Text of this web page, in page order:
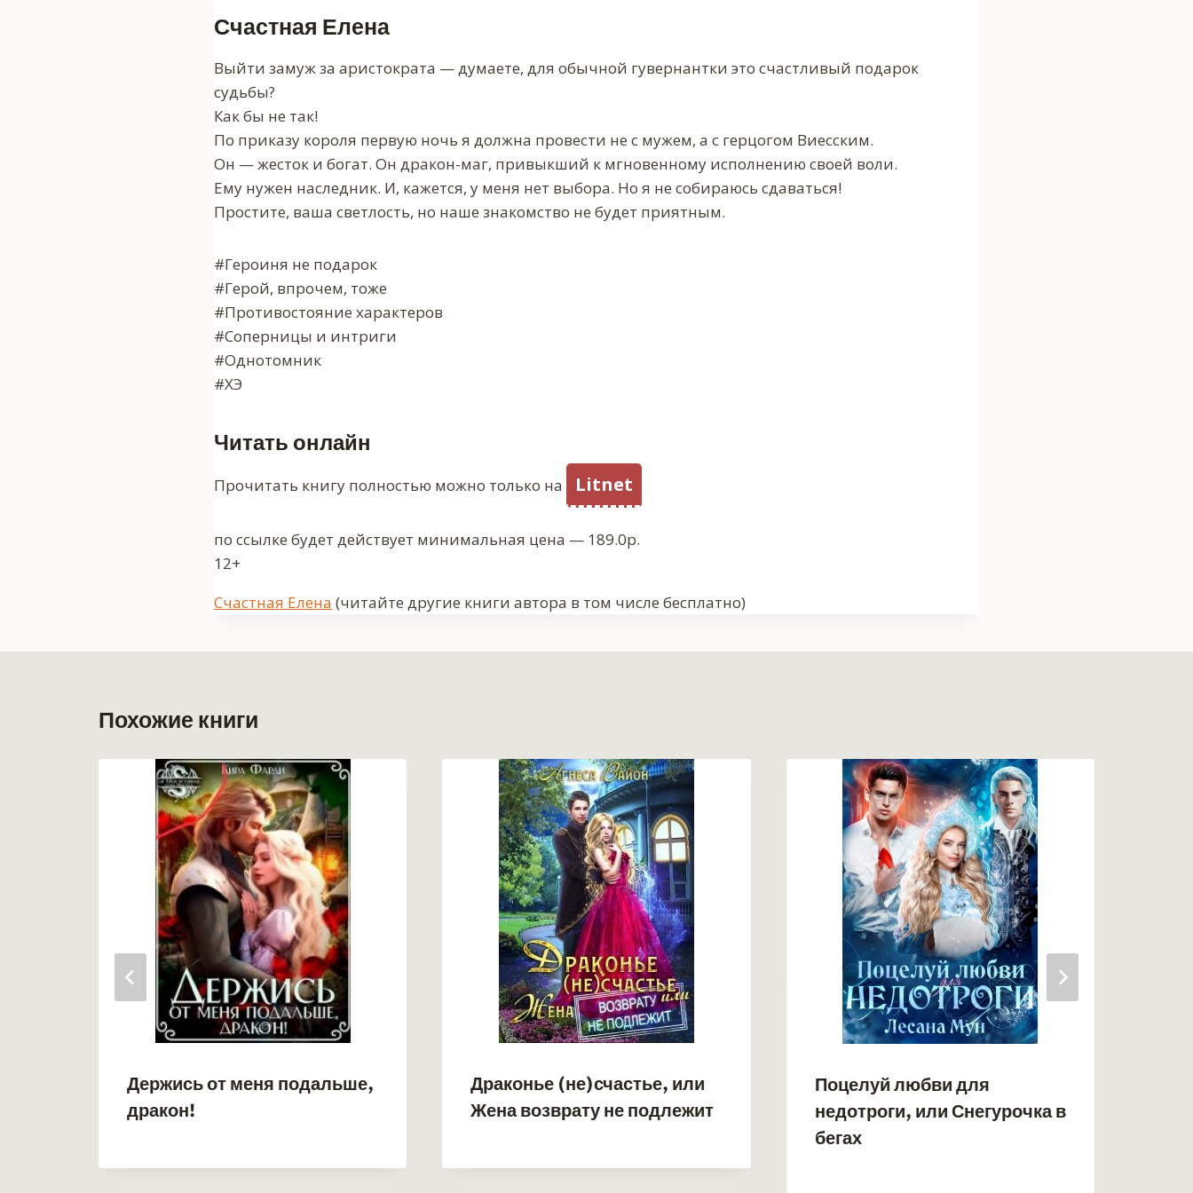
Счастная Елена
Выйти замуж за аристократа — думаете, для обычной гувернантки это счастливый подарок
судьбы?
Как бы не так!
По приказу короля первую ночь я должна провести не с мужем, а с герцогом Виесским.
Он — жесток и богат. Он дракон-маг, привыкший к мгновенному исполнению своей воли.
Ему нужен наследник. И, кажется, у меня нет выбора. Но я не собираюсь сдаваться!
Простите, ваша светлость, но наше знакомство не будет приятным.
#Героиня не подарок
#Герой, впрочем, тоже
#Противостояние характеров
#Соперницы и интриги
#Однотомник
#ХЭ
Читать онлайн
Прочитать книгу полностью можно только на Litnet
по ссылке будет действует минимальная цена — 189.0р.
12+
Метки
Счастная Елена (читайте другие книги автора в том числе бесплатно)
Похожие книги
Держись от меня подальше,
дракон!
Драконье (не)счастье, или
Жена возврату не подлежит
Поцелуй любви для
недотроги, или Снегурочка в
бегах